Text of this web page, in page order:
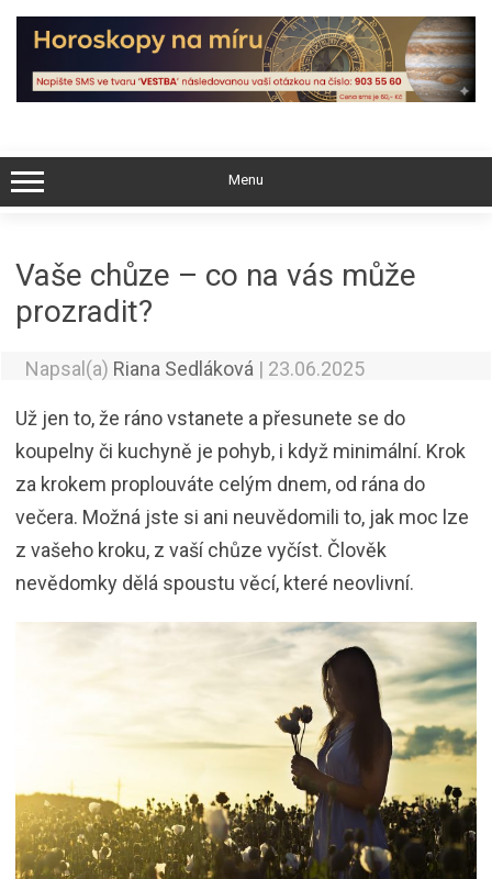
Skip
content
Menu
Vaše chůze – co na vás může
prozradit?
Napsal(a) Riana Sedláková | 23.06.2025
Už jen to, že ráno vstanete a přesunete se do
koupelny či kuchyně je pohyb, i když minimální. Krok
za krokem proplouváte celým dnem, od rána do
večera. Možná jste si ani neuvědomili to, jak moc lze
z vašeho kroku, z vaší chůze vyčíst. Člověk
nevědomky dělá spoustu věcí, které neovlivní.